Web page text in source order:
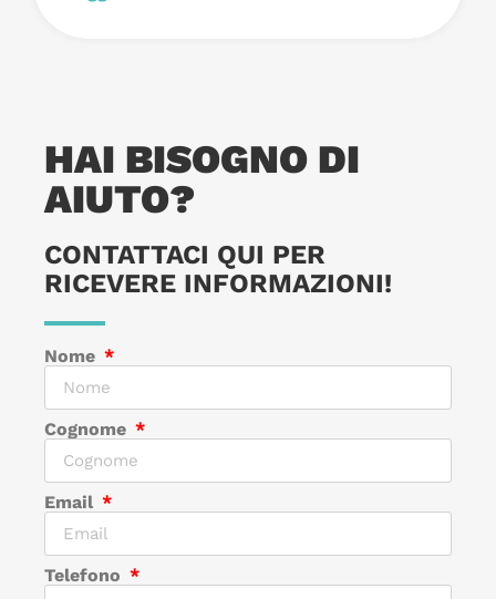
HAI BISOGNO DI
AIUTO?
CONTATTACI QUI PER
RICEVERE INFORMAZIONI!
Nome
Cognome
Email
Telefono